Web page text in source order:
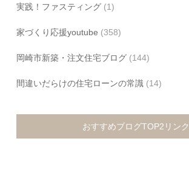
実践！ファスティング (1)
家づくり応援youtube (358)
岡崎市新築・注文住宅ブログ (144)
間違いだらけの住宅ローンの常識 (14)
おすすめブログTOP2リンク